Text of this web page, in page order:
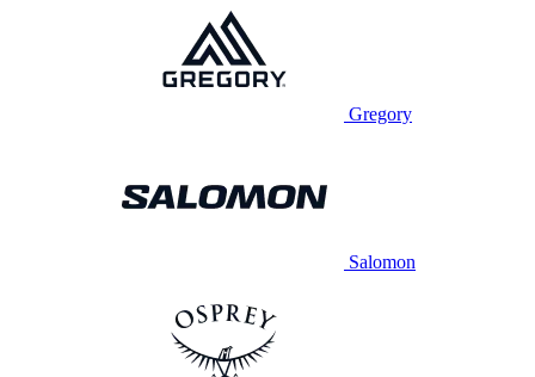
Gregory
Salomon